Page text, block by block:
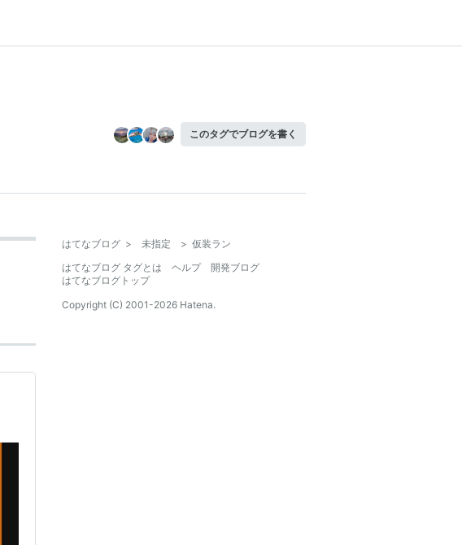
このタグでブログを書く
はてなブログ > 未指定 > 仮装ラン
はてなブログ タグとは
ヘルプ
開発ブログ
はてなブログトップ
Copyright (C) 2001-2026 Hatena.